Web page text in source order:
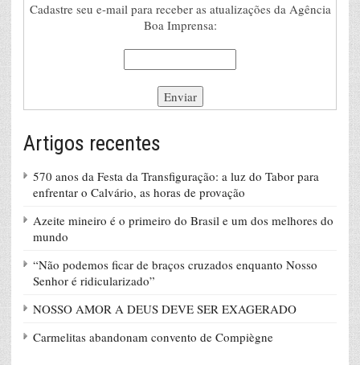
Cadastre seu e-mail para receber as atualizações da Agência
Boa Imprensa:
Artigos recentes
570 anos da Festa da Transfiguração: a luz do Tabor para
enfrentar o Calvário, as horas de provação
Azeite mineiro é o primeiro do Brasil e um dos melhores do
mundo
“Não podemos ficar de braços cruzados enquanto Nosso
Senhor é ridicularizado”
NOSSO AMOR A DEUS DEVE SER EXAGERADO
Carmelitas abandonam convento de Compiègne